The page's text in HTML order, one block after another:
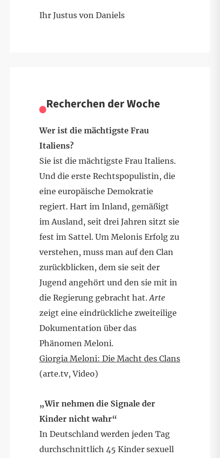
Ihr Justus von Daniels
Recherchen der Woche
Wer ist die mächtigste Frau
Italiens?
Sie ist die mächtigste Frau Italiens.
Und die erste Rechtspopulistin, die
eine europäische Demokratie
regiert. Hart im Inland, gemäßigt
im Ausland, seit drei Jahren sitzt sie
fest im Sattel. Um Melonis Erfolg zu
verstehen, muss man auf den Clan
zurückblicken, dem sie seit der
Jugend angehört und den sie mit in
die Regierung gebracht hat. Arte
zeigt eine eindrückliche zweiteilige
Dokumentation über das
Phänomen Meloni.
Giorgia Meloni: Die Macht des Clans
(arte.tv, Video)
„Wir nehmen die Signale der
Kinder nicht wahr“
In Deutschland werden jeden Tag
durchschnittlich 45 Kinder sexuell